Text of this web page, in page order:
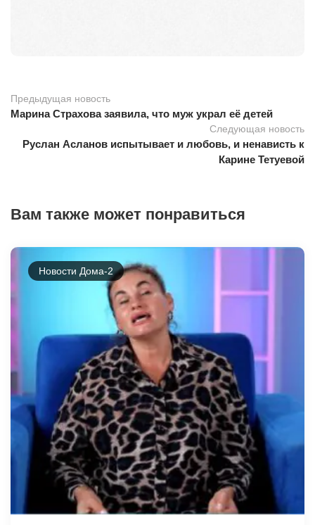
Предыдущая новость
Марина Страхова заявила, что муж украл её детей
Следующая новость
Руслан Асланов испытывает и любовь, и ненависть к
Карине Тетуевой
Вам также может понравиться
Новости Дома-2